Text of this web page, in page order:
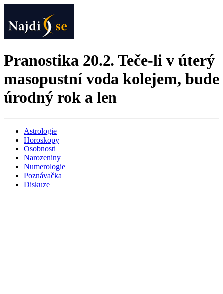
Pranostika 20.2. Teče-li v úterý
masopustní voda kolejem, bude
úrodný rok a len
Astrologie
Horoskopy
Osobnosti
Narozeniny
Numerologie
Poznávačka
Diskuze